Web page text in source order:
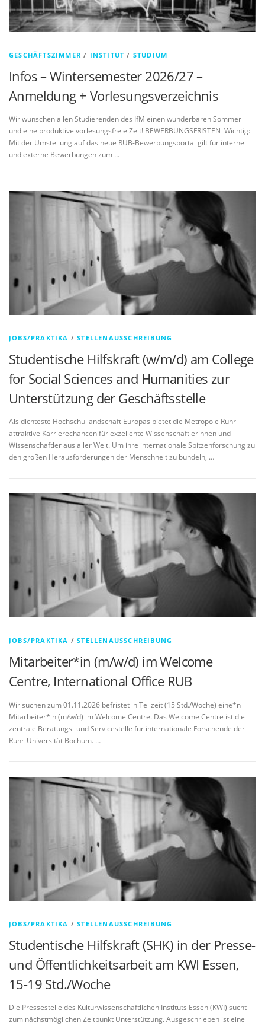
GESCHÄFTSZIMMER / INSTITUT / STUDIUM
Infos – Wintersemester 2026/27 –
Anmeldung + Vorlesungsverzeichnis
Wir wünschen allen Studierenden des IfM einen wunderbaren Sommer
und eine produktive vorlesungsfreie Zeit! BEWERBUNGSFRISTEN Wichtig:
Mit der Umstellung auf das neue RUB-Bewerbungsportal gilt für interne
und externe Bewerbungen zum …
JOBS/PRAKTIKA /STELLENAUSSCHREIBUNG
Studentische Hilfskraft (w/m/d) am College
for Social Sciences and Humanities zur
Unterstützung der Geschäftsstelle
Als dichteste Hochschullandschaft Europas bietet die Metropole Ruhr
attraktive Karrierechancen für exzellente Wissenschaftlerinnen und
Wissenschaftler aus aller Welt. Um ihre internationale Spitzenforschung zu
den großen Herausforderungen der Menschheit zu bündeln, …
JOBS/PRAKTIKA /STELLENAUSSCHREIBUNG
Mitarbeiter*in (m/w/d) im Welcome
Centre, International Office RUB
Wir suchen zum 01.11.2026 befristet in Teilzeit (15 Std./Woche) eine*n
Mitarbeiter*in (m/w/d) im Welcome Centre. Das Welcome Centre ist die
zentrale Beratungs- und Servicestelle für internationale Forschende der
Ruhr-Universität Bochum. …
JOBS/PRAKTIKA /STELLENAUSSCHREIBUNG
Studentische Hilfskraft (SHK) in der Presse-
und Öffentlichkeitsarbeit am KWI Essen,
15-19 Std./Woche
Die Pressestelle des Kulturwissenschaftlichen Instituts Essen (KWI) sucht
zum nächstmöglichen Zeitpunkt Unterstützung. Ausgeschrieben ist eine